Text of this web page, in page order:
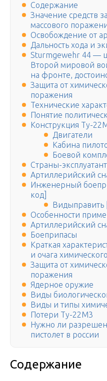
Содержание
Значение средств
массового
Освобождение от
Дальность хода и
Sturmgewehr 44 —
Второй мировой
на фронте,
Защита от
поражения
Технические
Понятие
Конструкция Ту-
Двигатели
Кабина
Боевой
Страны-
Артиллерийский
Инженерный
код]
Видыправить
Особенности
Артиллерийский
Боеприпасы
Краткая
и очага
Защита от
поражения
Ядерное оружие
Виды
Виды и типы
Потери Ту-22М3
Нужно ли
пистолет в россии
Содержание